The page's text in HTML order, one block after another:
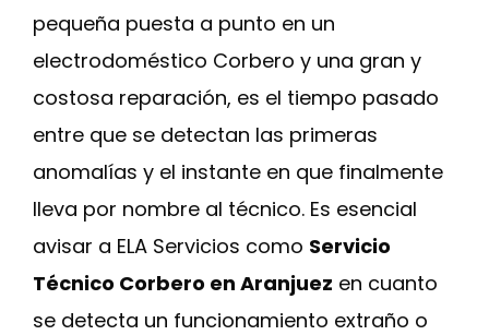
pequeña puesta a punto en un
electrodoméstico Corbero y una gran y
costosa reparación, es el tiempo pasado
entre que se detectan las primeras
anomalías y el instante en que finalmente
lleva por nombre al técnico. Es esencial
avisar a ELA Servicios como Servicio
Técnico Corbero en Aranjuez en cuanto
se detecta un funcionamiento extraño o